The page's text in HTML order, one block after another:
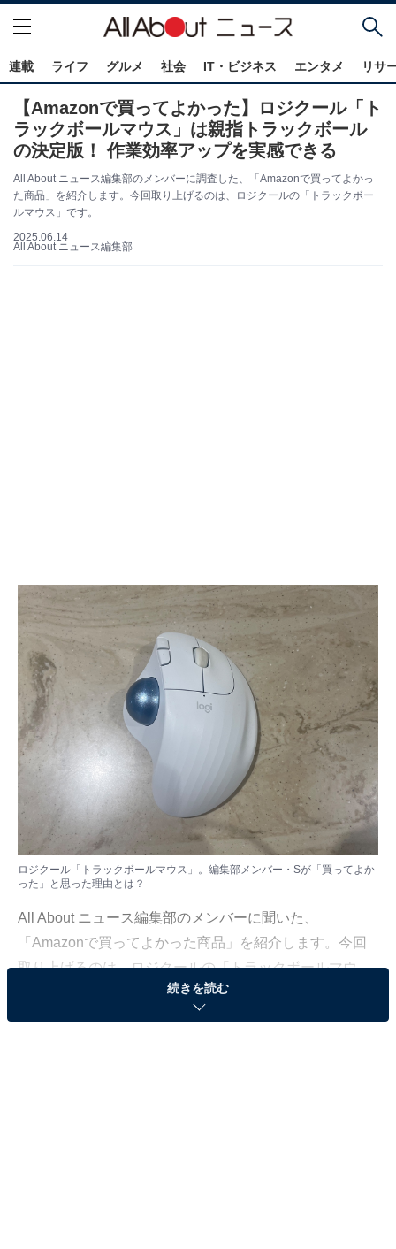
連載 ライフ グルメ 社会 IT・ビジネス エンタメ リサ
【Amazonで買ってよかった】ロジクール「ト
ラックボールマウス」は親指トラックボール
の決定版！ 作業効率アップを実感できる
All About ニュース編集部のメンバーに調査した、「Amazonで買ってよかっ
た商品」を紹介します。今回取り上げるのは、ロジクールの「トラックボー
ルマウス」です。
2025.06.14
All About ニュース編集部
ロジクール「トラックボールマウス」。編集部メンバー・Sが「買ってよか
った」と思った理由とは？
All About ニュース編集部のメンバーに聞いた、
「Amazonで買ってよかった商品」を紹介します。今回
取り上げるのは、ロジクールの「トラックボールマウ
続きを読む